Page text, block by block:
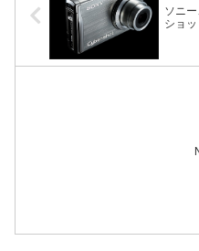
ソニ
ショ